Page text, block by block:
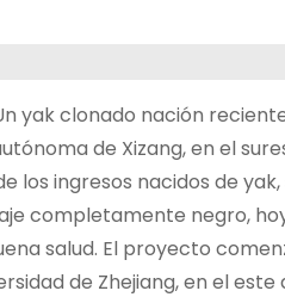
Un yak clonado nación
de Xizang, en el
los ingresos nacidos de
completamente negro,
salud. El proyecto
de Zhejiang, en el